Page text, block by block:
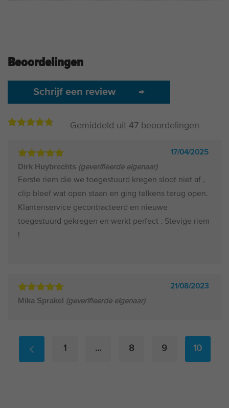
Beoordelingen
Schrijf een review →
van
Gemiddeld uit 47beoordelingen
Gewaardeerd
uit 5
Dirk Huybrechts (geverifieerde eigenaar)
17/04/2025
Eerste riem die we toegestuurd kregen sloot niet af ,
clip bleef wat open staan en ging telkens terug open.
Klantenservice gecontracteerd en nieuwe
toegestuurd gekregen en werkt perfect . Stevige riem
!
Gewaardeerd
uit 5
Mika Sprakel (geverifieerde eigenaar)
21/08/2023
1 … 8 9 10